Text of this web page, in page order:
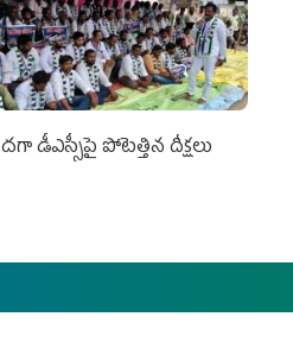
దగా డీఎస్సీపై పోటెత్తిన దీక్షలు